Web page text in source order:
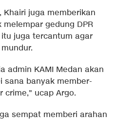
juga memberikan
gedung DPR
juga tercantum agar
admin KAMI Medan akan
sana banyak member-
crime," ucap Argo.
sempat memberi arahan